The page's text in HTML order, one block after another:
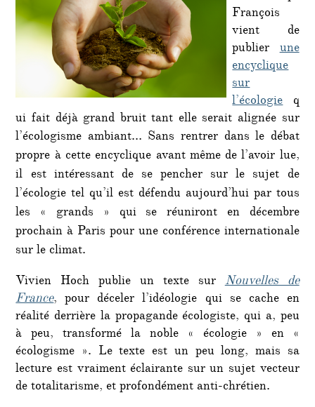
François
vient de
publierune
encyclique
sur
l’écologieq
ui fait déjà grand bruit tant elle serait alignée sur
l’écologisme ambiant… Sans rentrer dans le débat
propre à cette encyclique avant même de l’avoir lue,
il est intéressant de se pencher sur le sujet de
l’écologie tel qu’il est défendu aujourd’hui par tous
les « grands » qui se réuniront en décembre
prochain à Paris pour une conférence internationale
sur le climat.
Vivien Hoch publie un texte surNouvelles de
France, pour déceler l’idéologie qui se cache en
réalité derrière la propagande écologiste, qui a, peu
à peu, transformé la noble « écologie » en «
écologisme ». Le texte est un peu long, mais sa
lecture est vraiment éclairante sur un sujet vecteur
de totalitarisme, et profondément anti-chrétien.